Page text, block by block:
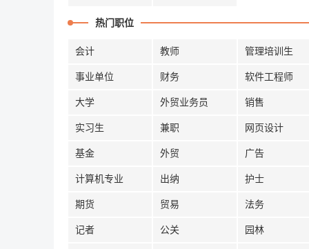
热门职位
会计 教师 管理培训生
事业单位 财务 软件工程师
大学 外贸业务员 销售
实习生 兼职 网页设计
基金 外贸 广告
计算机专业 出纳 护士
期货 贸易 法务
记者 公关 园林